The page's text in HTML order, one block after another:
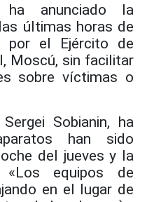
anunciado la
últimas horas de
por el Ejército de
Moscú, sin facilitar
sobre víctimas o
Sobianin, ha
han sido
del jueves y la
«Los equipos de
en el lugar de